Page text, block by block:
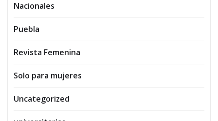
Nacionales
Puebla
Revista Femenina
Solo para mujeres
Uncategorized